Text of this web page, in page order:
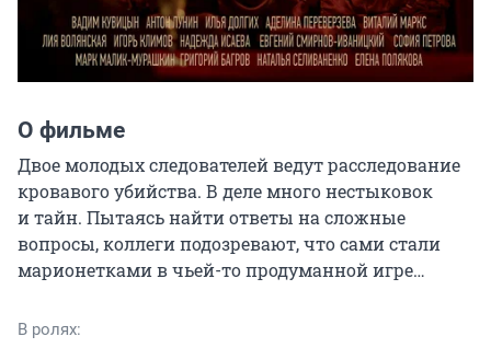
О фильме
Двое молодых следователей ведут расследование
кровавого убийства. В деле много нестыковок
и тайн. Пытаясь найти ответы на сложные
вопросы, коллеги подозревают, что сами стали
марионетками в чьей-то продуманной игре…
В ролях: